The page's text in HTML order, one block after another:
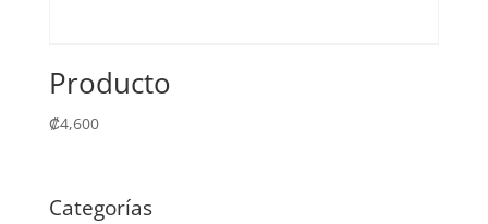
Producto
₡4,600
Categorías